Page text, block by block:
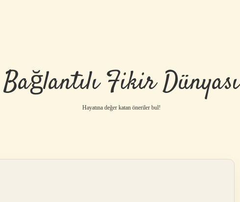
Bağlantılı Fikir Dünyası
Hayatına değer katan öneriler bul!